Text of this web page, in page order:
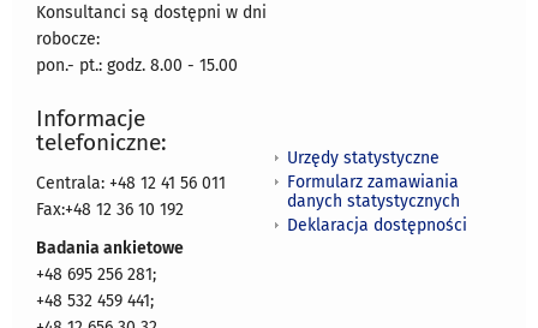
Konsultanci są dostępni w dni
robocze:
pon.- pt.: godz. 8.00 - 15.00
Informacje
telefoniczne:
Centrala: +48 12 41 56 011
Fax:+48 12 36 10 192
Badania ankietowe
+48 695 256 281;
+48 532 459 441;
Urzędy statystyczne
Formularz zamawiania
danych statystycznych
Deklaracja dostępności